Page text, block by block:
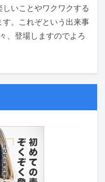
しいことやワクワクする
。これぞという出来事
、登場しますのでよろ